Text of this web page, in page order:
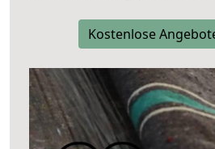
Kostenlose